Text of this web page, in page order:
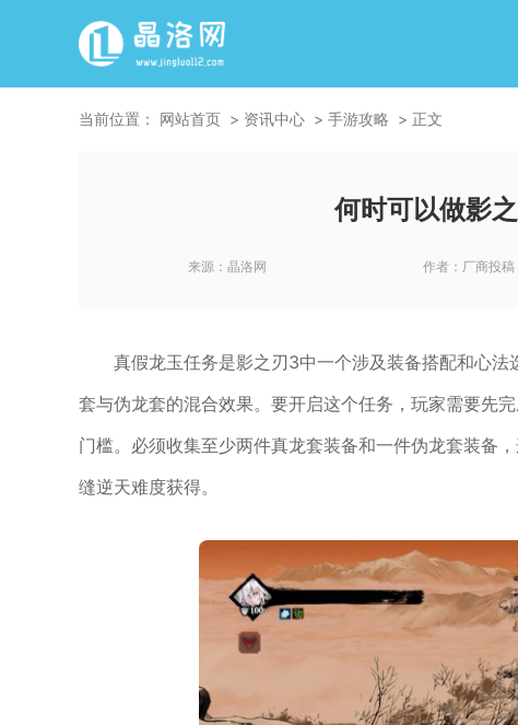
当前位置： 网站首页 资讯中心 手游攻略 正文
何时可以做影
来源： 晶洛网 作者： 厂商投稿
真假龙玉任务是影之刃3中一个涉及装备搭配和心
套与伪龙套的混合效果。要开启这个任务，玩家需要先
门槛。必须收集至少两件真龙套装备和一件伪龙套装备
缝逆天难度获得。